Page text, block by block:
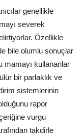
genellikle
severek
Özellikle
bile olumlu sonuçlar
mamayı kullananlar
bir parlaklık ve
sistemlerinin
rapor
vurgu
takdirle